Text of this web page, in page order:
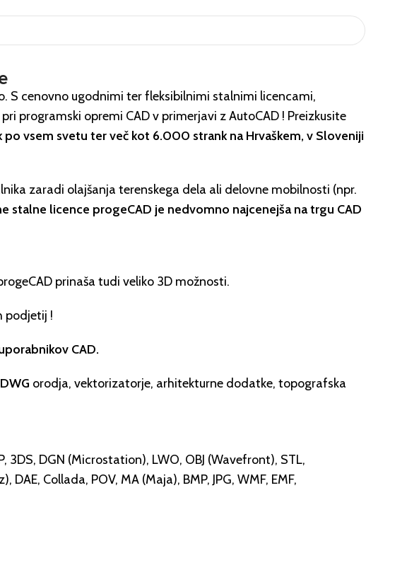
S cenovno ugodnimi ter fleksibilnimi stalnimi licencami,
programski opremi CAD v primerjavi z AutoCAD ! Preizkusite
vsem svetu ter več kot 6.000 strank na Hrvaškem, v Sloveniji
zaradi olajšanja terenskega dela ali delovne mobilnosti (npr.
stalne licence progeCAD je nedvomno najcenejša na trgu CAD
prinaša tudi veliko 3D možnosti.
podjetij !
CAD.
orodja, vektorizatorje, arhitekturne dodatke, topografska
3DS, DGN (Microstation), LWO, OBJ (Wavefront), STL,
DAE, Collada, POV, MA (Maja), BMP, JPG, WMF, EMF,